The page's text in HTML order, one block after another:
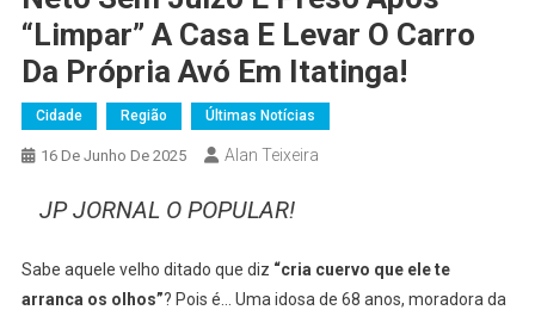
“limpar” A Casa E Levar O Carro
Da Própria Avó Em Itatinga!
Cidade Região Últimas Notícias
16 De Junho De 2025 Alan Teixeira
JP JORNAL O POPULAR!
Sabe aquele velho ditado que diz “cria cuervo que ele te
arranca os olhos”? Pois é… Uma idosa de 68 anos, moradora da